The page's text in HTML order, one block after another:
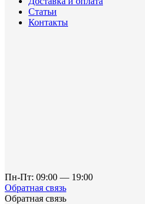
Статьи
Контакты
Пн-Пт: 09:00 — 19:00
Обратная связь
Обратная связь